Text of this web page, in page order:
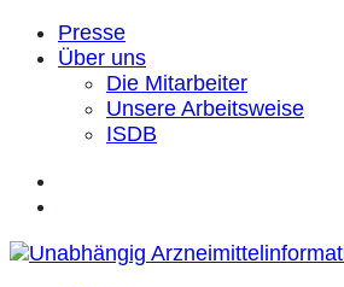
Presse
Über uns
Die Mitarbeiter
Unsere Arbeitsweise
ISDB